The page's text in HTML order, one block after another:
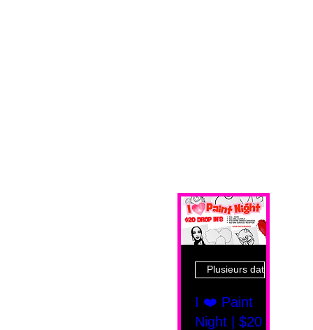
Plusieurs dates
I ❤️ Paint
Night | $20